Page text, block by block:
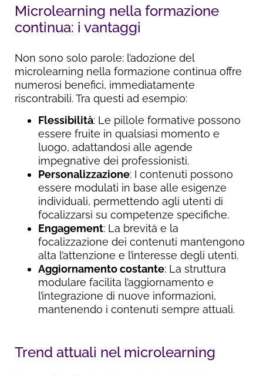
Microlearning nella formazione
continua: i vantaggi
Non sono solo parole: l’adozione del
microlearning nella formazione continua offre
numerosi benefici, immediatamente
riscontrabili. Tra questi ad esempio:
Flessibilità: Le pillole formative possono
essere fruite in qualsiasi momento e
luogo, adattandosi alle agende
impegnative dei professionisti.
Personalizzazione: I contenuti possono
essere modulati in base alle esigenze
individuali, permettendo agli utenti di
focalizzarsi su competenze specifiche.
Engagement: La brevità e la
focalizzazione dei contenuti mantengono
alta l’attenzione e l’interesse degli utenti.
Aggiornamento costante: La struttura
modulare facilita l’aggiornamento e
l’integrazione di nuove informazioni,
mantenendo i contenuti sempre attuali.
Trend attuali nel microlearning